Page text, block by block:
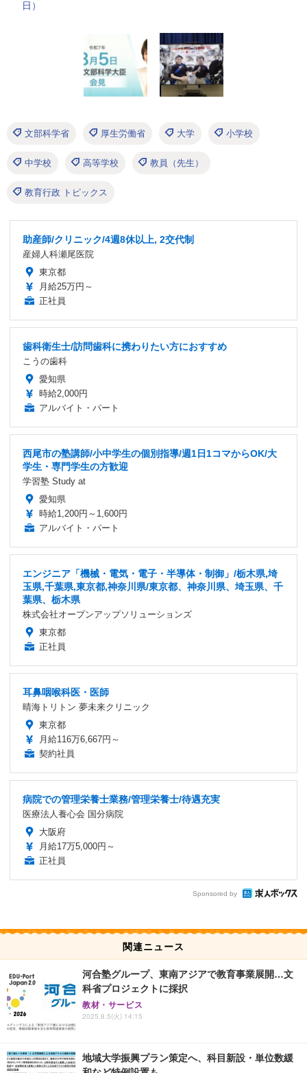
日）
文部科学省 厚生労働省 大学 小学校
中学校 高等学校 教員（先生）
教育行政 トピックス
助産師/クリニック/4週8休以上, 2交代制
産婦人科瀬尾医院
東京都
月給25万円～
正社員
歯科衛生士/訪問歯科に携わりたい方におすすめ
こうの歯科
愛知県
時給2,000円
アルバイト・パート
西尾市の塾講師/小中学生の個別指導/週1日1コマからOK/大
学生・専門学生の方歓迎
学習塾 Study at
愛知県
時給1,200円～1,600円
アルバイト・パート
エンジニア「機械・電気・電子・半導体・制御」/栃木県,埼
玉県,千葉県,東京都,神奈川県/東京都、神奈川県、埼玉県、千
葉県、栃木県
株式会社オープンアップソリューションズ
東京都
正社員
耳鼻咽喉科医・医師
晴海トリトン 夢未来クリニック
東京都
月給116万6,667円～
契約社員
病院での管理栄養士業務/管理栄養士/待遇充実
医療法人養心会 国分病院
大阪府
月給17万5,000円～
正社員
Sponsored by
関連ニュース
河合塾グループ、東南アジアで教育事業展開…文
科省プロジェクトに採択
教材・サービス
2025.8.5(火) 14:15
地域大学振興プラン策定へ、科目新設・単位数緩